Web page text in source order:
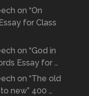
on “On
for Class
on “God in
Essay for …
on “The old
new” 400 …